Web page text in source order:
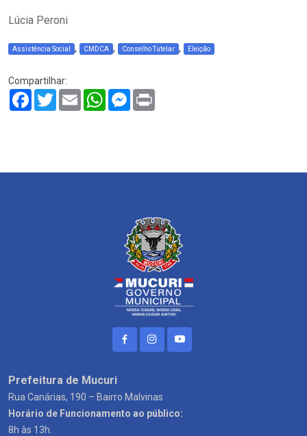
Lúcia Peroni
Assistência Social , CMDCA , Conselho Tutelar , Eleição
Compartilhar:
Facebook
TwitterEmail WhatsAppMessenger
Prefeitura de Mucuri
Rua Canárias, 190 – Bairro Malvinas
Horário de Funcionamento ao público:
8h às 13h.